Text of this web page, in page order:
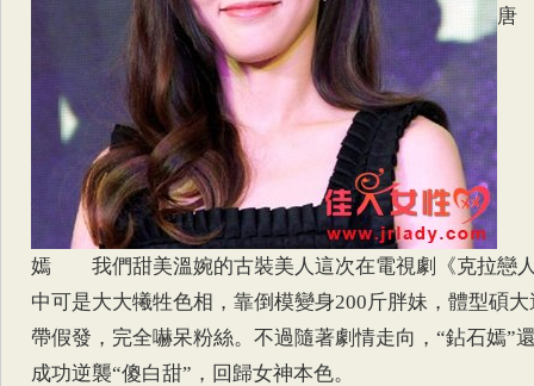
唐
嫣 我們甜美溫婉的古裝美人這次在電視劇《克拉戀
中可是大大犧牲色相，靠倒模變身200斤胖妹，體型碩大
帶假發，完全嚇呆粉絲。不過隨著劇情走向，“鉆石嫣”
成功逆襲“傻白甜”，回歸女神本色。